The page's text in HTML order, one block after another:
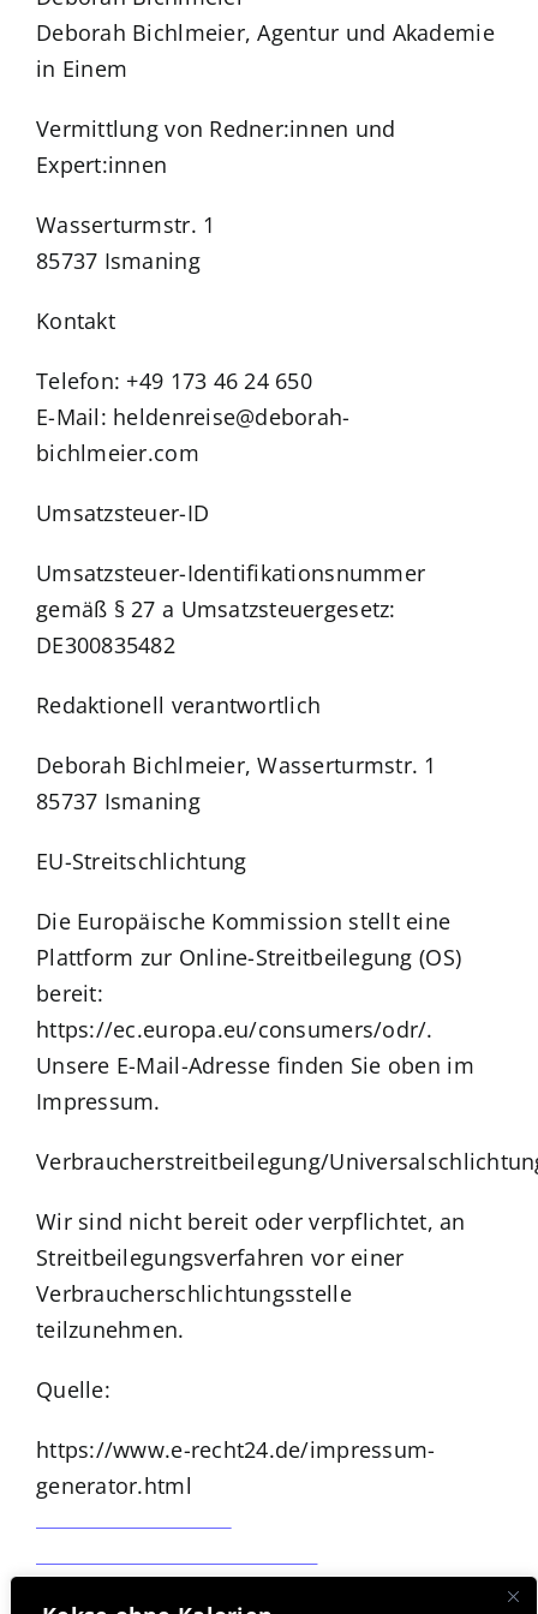
App Genre Kompass – Dein Test
Deborah Bichlmeier, Agentur und Akademie
in Einem
Vermittlung von Redner:innen und
Expert:innen
Wasserturmstr. 1
85737 Ismaning
Kontakt
Telefon: +49 173 46 24 650
E-Mail: heldenreise@deborah-
bichlmeier.com
Umsatzsteuer-ID
Umsatzsteuer-Identifikationsnummer
gemäß § 27 a Umsatzsteuergesetz:
DE300835482
Redaktionell verantwortlich
Deborah Bichlmeier, Wasserturmstr. 1
85737 Ismaning
EU-Streitschlichtung
Die Europäische Kommission stellt eine
Plattform zur Online-Streitbeilegung (OS)
bereit:
https://ec.europa.eu/consumers/odr/.
Unsere E-Mail-Adresse finden Sie oben im
Impressum.
Verbraucherstreitbeilegung/
Wir sind nicht bereit oder verpflichtet, an
Streitbeilegungsverfahren vor einer
Verbraucherschlichtungsstelle
teilzunehmen.
Quelle:
https://www.e-recht24.de/impressum-
generator.html